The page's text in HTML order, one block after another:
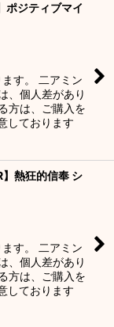
ポジティブマイ
す。 二アミン
、個人差があり
方は、ご購入を
しております
】熱狂的信奉 シ
す。 二アミン
、個人差があり
方は、ご購入を
しております